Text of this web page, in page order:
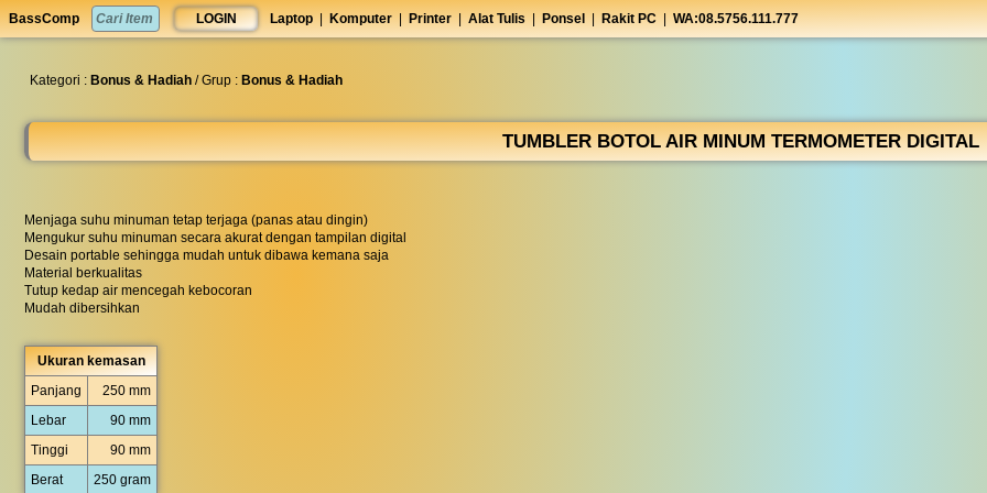
BassComp LOGIN Laptop Komputer Printer Alat Tulis Ponsel Rakit PC WA:08.5756.111.777
anti
lelet
Kategori : Bonus & Hadiah / Grup : Bonus & Hadiah
TUMBLER BOTOL AIR MINUM TERMOMETER DIGITAL
Menjaga suhu minuman tetap terjaga (panas atau dingin)
Mengukur suhu minuman secara akurat dengan tampilan digital
Desain portable sehingga mudah untuk dibawa kemana saja
Material berkualitas
Tutup kedap air mencegah kebocoran
Mudah dibersihkan
Ukuran kemasan
Panjang
250 mm
Lebar
90 mm
Tinggi
90 mm
Berat
250 gram